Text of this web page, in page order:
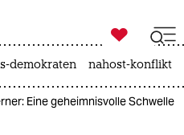
ich

taz zahl ich
demokraten nahost-konflikt
Eine geheimnisvolle Schwelle